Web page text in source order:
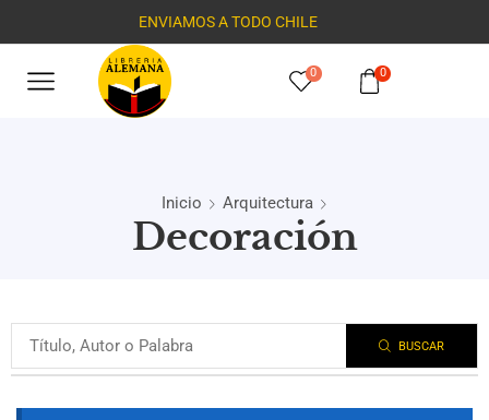
ENVIAMOS A TODO CHILE
0 0
Inicio Arquitectura
Decoración
BUSCAR